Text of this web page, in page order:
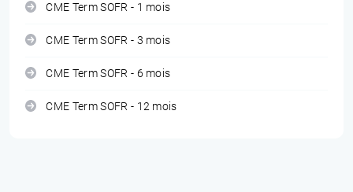
CME Term SOFR - 1 mois
CME Term SOFR - 3 mois
CME Term SOFR - 6 mois
CME Term SOFR - 12 mois